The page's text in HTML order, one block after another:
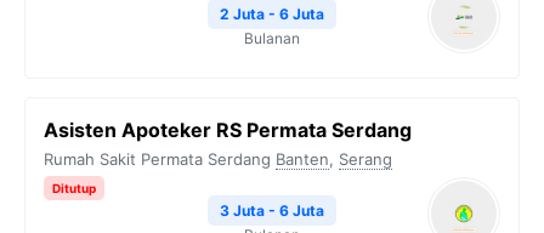
2 Juta - 6 Juta
Bulanan
Asisten Apoteker RS Permata Serdang
Rumah Sakit Permata Serdang Banten, Serang
Ditutup
3 Juta - 6 Juta